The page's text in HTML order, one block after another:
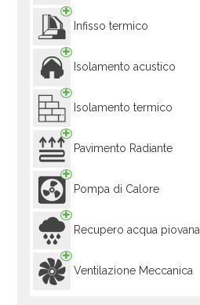
Infisso termico
Isolamento acustico
Isolamento termico
Pavimento Radiante
Pompa di Calore
Recupero acqua piovana
Ventilazione Meccanica